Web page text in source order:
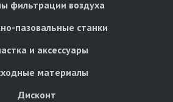
фильтрации воздуха
пазовальные станки
и аксессуары
материалы
Дисконт